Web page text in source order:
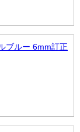
ブルー 6mm訂正